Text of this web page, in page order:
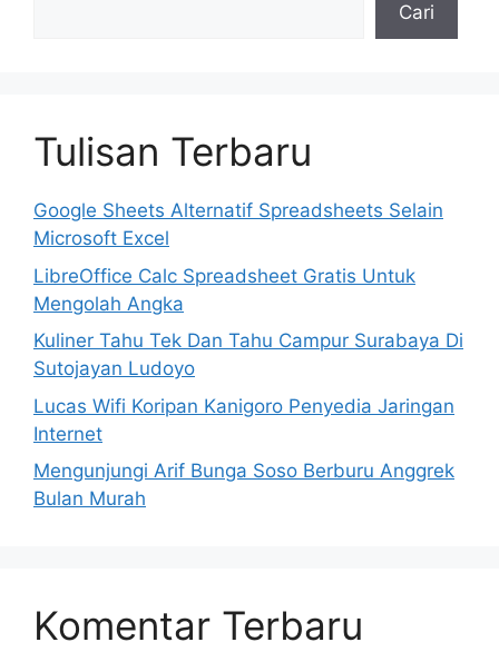
Cari
Tulisan Terbaru
Google Sheets Alternatif Spreadsheets Selain
Microsoft Excel
LibreOffice Calc Spreadsheet Gratis Untuk
Mengolah Angka
Kuliner Tahu Tek Dan Tahu Campur Surabaya Di
Sutojayan Ludoyo
Lucas Wifi Koripan Kanigoro Penyedia Jaringan
Internet
Mengunjungi Arif Bunga Soso Berburu Anggrek
Bulan Murah
Komentar Terbaru